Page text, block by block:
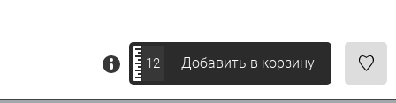
12 Добавить в корзину